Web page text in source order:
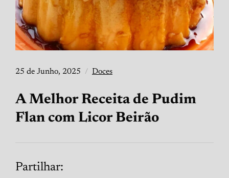
25 de Junho, 2025 Doces
A Melhor Receita de Pudim
Flan com Licor Beirão
Partilhar: